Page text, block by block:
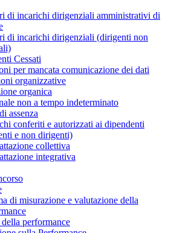
di incarichi dirigenziali amministrativi di
di incarichi dirigenziali (dirigenti non
Cessati
per mancata comunicazione dei dati
organizzative
organica
non a tempo indeterminato
assenza
conferiti e autorizzati ai dipendenti
e non dirigenti)
collettiva
integrativa
di misurazione e valutazione della
performance